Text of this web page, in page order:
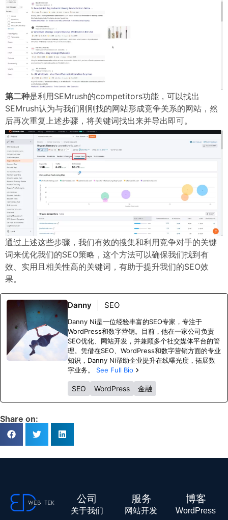
第二种是利用SEMrush的competitors功能，可以找出
SEMrush认为与我们刚刚找的网站形成竞争关系的网站，然
后再次重复上述步骤，将关键词找出来并导出即可。
通过上述这些步骤，我们有效的搜集和利用竞争对手的关键
词来优化我们的SEO策略，这个方法可以确保我们找到有
效、实用且相关性高的关键词，有助于提升我们的SEO效
果。
Danny SEO
Danny Ni是一位经验丰富的SEO专家，专注于
WordPress和数字营销。目前，他在一家公司负责
SEO优化、网站开发，并兼顾多个社交媒体平台的管
理。凭借在SEO、WordPress和数字营销方面的专业
知识，Danny Ni帮助企业提升在线曝光度，拓展数
字业务。 See Full Bio
SEO WordPress 金融
Share on:
公司
关于我们
服务
网站开发
博客
WordPress